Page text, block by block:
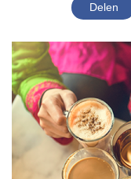
Delen